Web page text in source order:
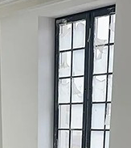
покрытием на